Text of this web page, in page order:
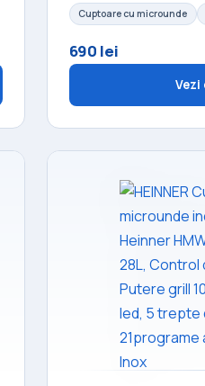
Cuptoare cu microunde
690 lei